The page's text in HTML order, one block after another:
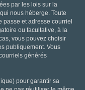
par les lois sur la
nous héberge. Toute
passe et adresse courriel
ou facultative, à la
vous pouvez choisir
publiquement. Vous
générés
pour garantir sa